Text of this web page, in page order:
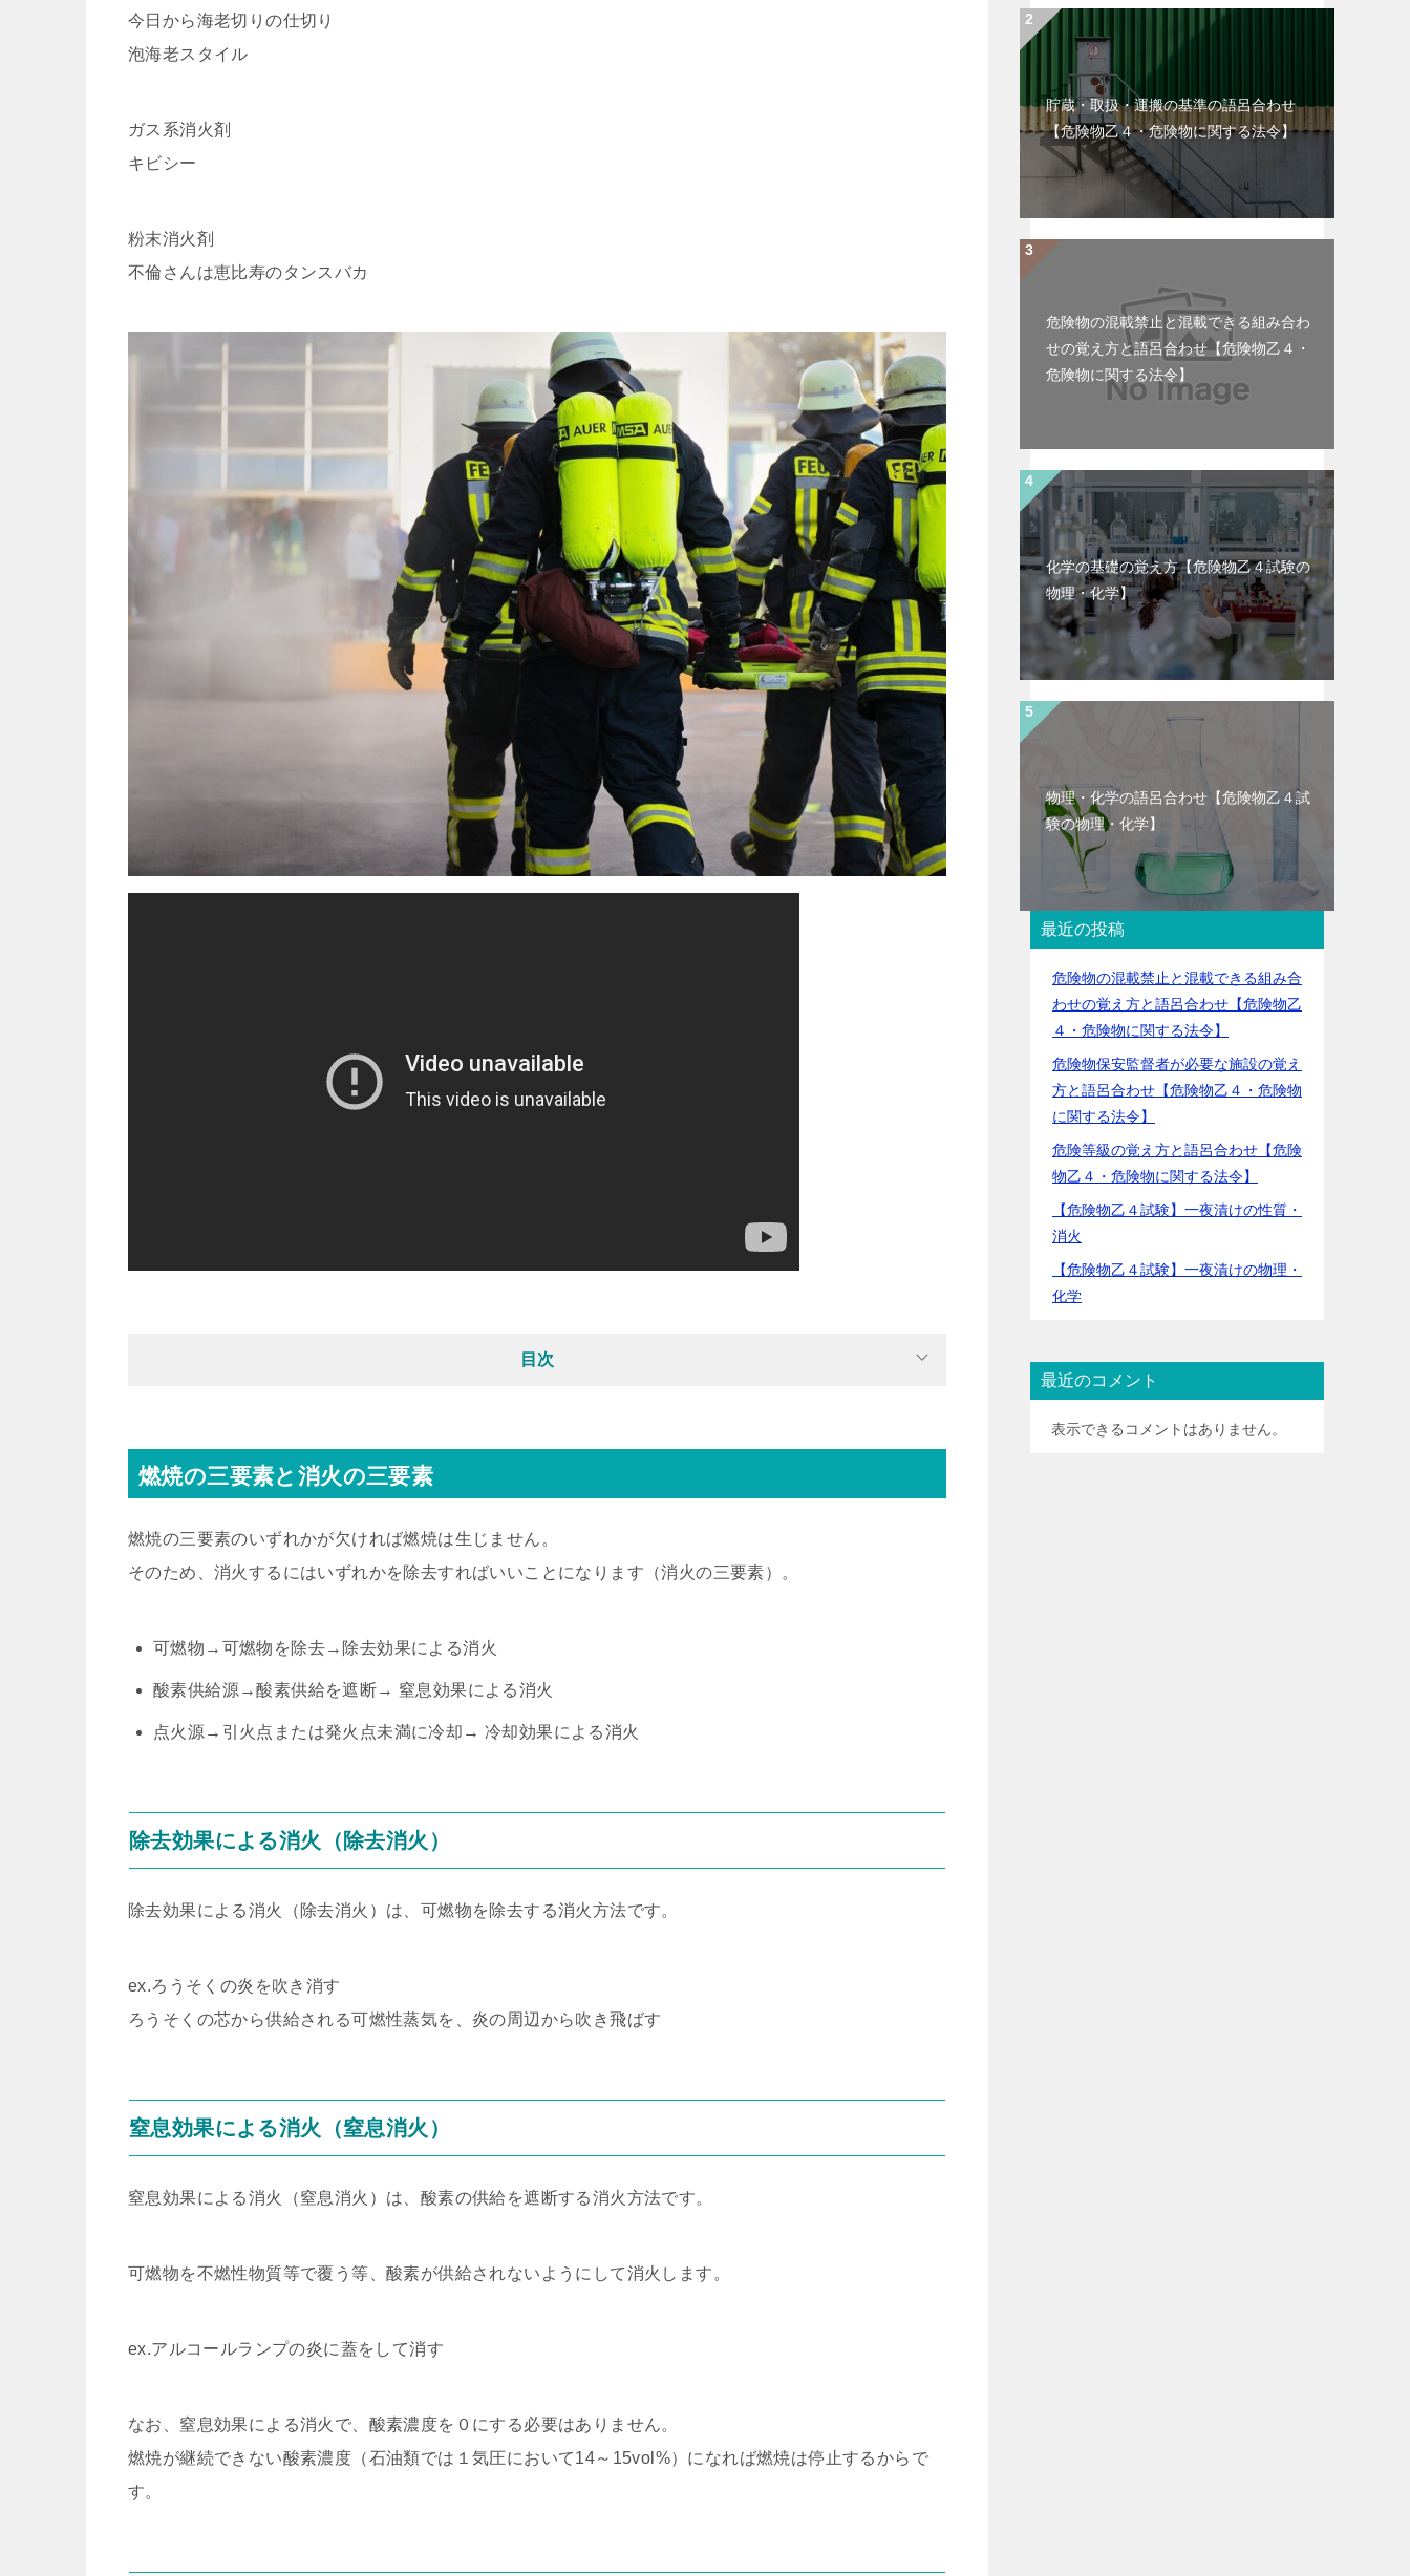
今日から海老切りの仕切り
泡海老スタイル
ガス系消火剤
キビシー
粉末消火剤
不倫さんは恵比寿のタンスバカ
目次
燃焼の三要素と消火の三要素
燃焼の三要素のいずれかが欠ければ燃焼は生じません。
そのため、消火するにはいずれかを除去すればいいことになります（消火の三要素）。
可燃物→可燃物を除去→除去効果による消火
酸素供給源→酸素供給を遮断→ 窒息効果による消火
点火源→引火点または発火点未満に冷却→ 冷却効果による消火
除去効果による消火（除去消火）
除去効果による消火（除去消火）は、可燃物を除去する消火方法です。
ex.ろうそくの炎を吹き消す
ろうそくの芯から供給される可燃性蒸気を、炎の周辺から吹き飛ばす
窒息効果による消火（窒息消火）
窒息効果による消火（窒息消火）は、酸素の供給を遮断する消火方法です。
可燃物を不燃性物質等で覆う等、酸素が供給されないようにして消火します。
ex.アルコールランプの炎に蓋をして消す
なお、窒息効果による消火で、酸素濃度を０にする必要はありません。
燃焼が継続できない酸素濃度（石油類では１気圧において14～15vol%）になれば燃焼は停止するからで
す。
貯蔵・取扱・運搬の基準の語呂合わせ
【危険物乙４・危険物に関する法令】
危険物の混載禁止と混載できる組み合わ
せの覚え方と語呂合わせ【危険物乙４・
危険物に関する法令】
化学の基礎の覚え方【危険物乙４試験の
物理・化学】
物理・化学の語呂合わせ【危険物乙４試
験の物理・化学】
最近の投稿
危険物の混載禁止と混載できる組み合
わせの覚え方と語呂合わせ【危険物乙
４・危険物に関する法令】
危険物保安監督者が必要な施設の覚え
方と語呂合わせ【危険物乙４・危険物
に関する法令】
危険等級の覚え方と語呂合わせ【危険
物乙４・危険物に関する法令】
【危険物乙４試験】一夜漬けの性質・
消火
【危険物乙４試験】一夜漬けの物理・
化学
最近のコメント
表示できるコメントはありません。